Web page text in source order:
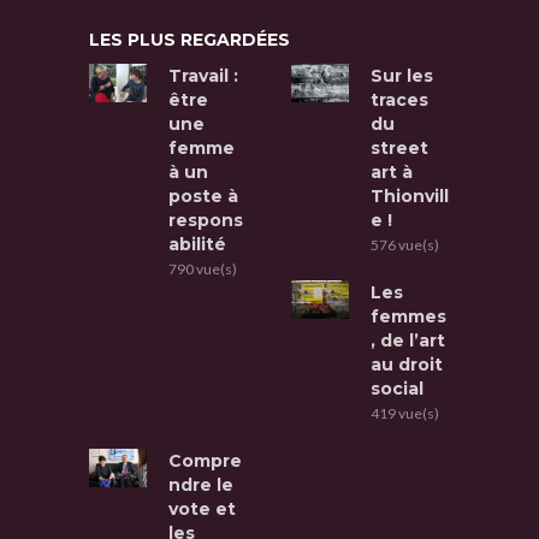
LES PLUS REGARDÉES
Travail :
être
une
femme
à un
poste à
respons
abilité
790 vue(s)
Sur les
traces
du
street
art à
Thionvill
e !
576 vue(s)
Les
femmes
, de l’art
au droit
social
419 vue(s)
Compre
ndre le
vote et
les